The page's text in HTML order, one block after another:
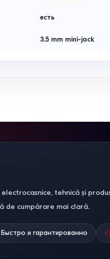
есть
3.5 mm mini-jack
tehnică și
de cumpărare mai clară.
и гарантированно